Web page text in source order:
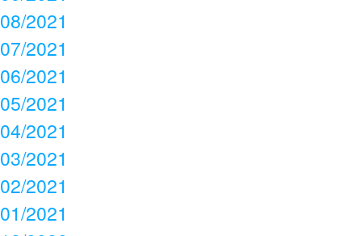
08/2021
07/2021
06/2021
05/2021
04/2021
03/2021
02/2021
01/2021